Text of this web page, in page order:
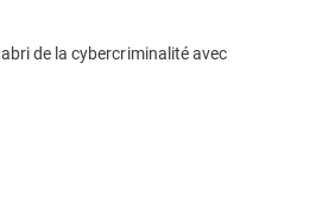
de la cybercriminalité avec